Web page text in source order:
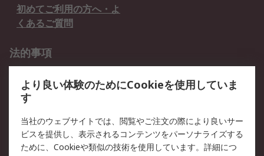
初めてご利用の方へ・よ
くあるご質問
法的事項
クッキーポリシー
RSについて
会社概要
採用情報
より良い体験のためにCookieを使用していま
す
当社のウェブサイトでは、閲覧やご注文の際により良いサー
ビスを提供し、表示されるコンテンツをパーソナライズする
ために、Cookieや類似の技術を使用しています。詳細につ